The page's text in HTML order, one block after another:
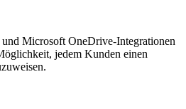
Microsoft OneDrive-Integrationen
jedem Kunden einen